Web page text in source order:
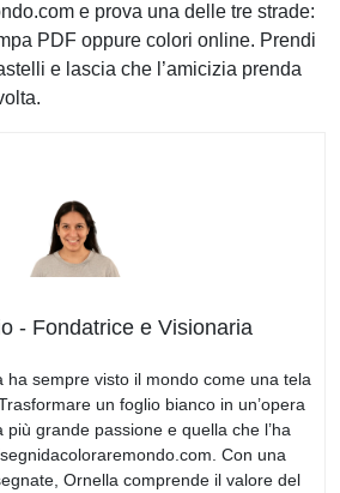
e prova una delle tre strade:
PDF oppure colori online. Prendi
e lascia che l’amicizia prenda
- Fondatrice e Visionaria
ha sempre visto il mondo come una tela
un foglio bianco in un’opera
più grande passione e quella che l’ha
Con una
Ornella comprende il valore del